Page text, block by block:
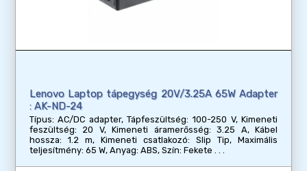
Lenovo Laptop tápegység 20V/3.25A 65W Adapter
: AK-ND-24
Típus: AC/DC adapter, Tápfeszültség: 100-250 V, Kimeneti
feszültség: 20 V, Kimeneti áramerősség: 3.25 A, Kábel
hossza: 1.2 m, Kimeneti csatlakozó: Slip Tip, Maximális
teljesítmény: 65 W, Anyag: ABS, Szín: Fekete